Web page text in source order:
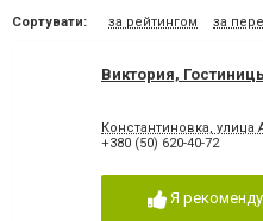
Сортувати: за рейтингом за
Виктория,
Константиновка, улица
+380 (50) 620-40-72
Я